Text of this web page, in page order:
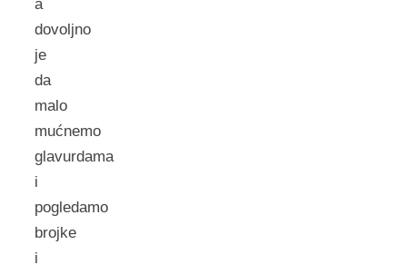
a
dovoljno
je
da
malo
mućnemo
glavurdama
i
pogledamo
brojke
i